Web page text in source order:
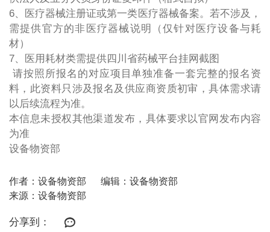
6、医疗器械注册证或第一类医疗器械备案。若不涉及，
需提供官方的非医疗器械说明（仅针对医疗设备与耗
材）
7、医用耗材类需提供四川省药械平台挂网截图
请按照所报名的对应项目单独准备一套完整的报名资
料，此资料只涉及报名及供应商资质初审，具体需求请
以后续流程为准。
本信息未授权其他渠道发布，具体要求以官网发布内容
为准
设备物资部
作者：设备物资部
编辑：设备物资部
来源：设备物资部
分享到：